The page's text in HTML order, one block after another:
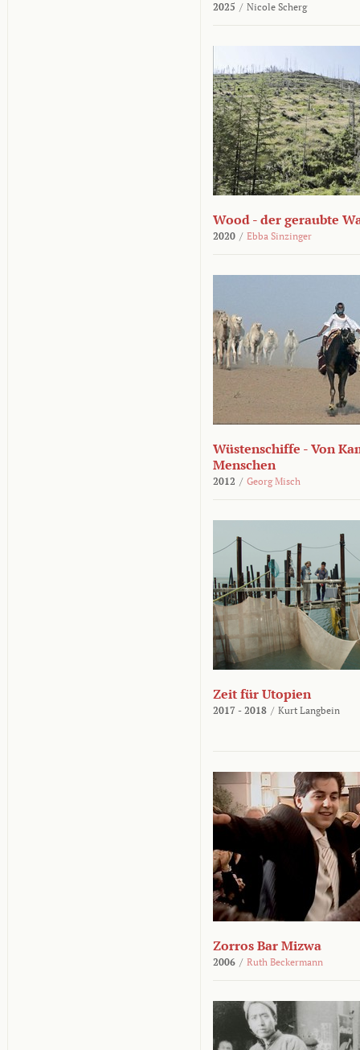
2025 / Nicole Scherg
Wood - der geraubte
2020 / Ebba Sinzinger
Wüstenschiffe - Von
Menschen
2012 / Georg Misch
Zeit für Utopien
2017 - 2018 / Kurt Langbein
Zorros Bar Mizwa
2006 / Ruth Beckermann